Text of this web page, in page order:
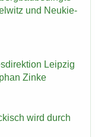
und Neu­kie­
Leip­zig
Zinke
wird durch